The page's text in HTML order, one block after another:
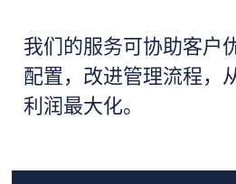
我们的服务可协助客户
配置，改进管理流程，
利润最大化。